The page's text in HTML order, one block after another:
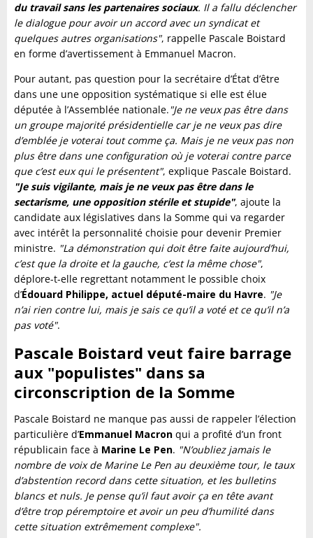
du travail sans les partenaires sociaux. Il a fallu déclencher
le dialogue pour avoir un accord avec un syndicat et
quelques autres organisations", rappelle Pascale Boistard
en forme d’avertissement à Emmanuel Macron.
Pour autant, pas question pour la secrétaire d’État d’être
dans une une opposition systématique si elle est élue
députée à l’Assemblée nationale."Je ne veux pas être dans
un groupe majorité présidentielle car je ne veux pas dire
d’emblée je voterai tout comme ça. Mais je ne veux pas non
plus être dans une configuration où je voterai contre parce
que c’est eux qui le présentent", explique Pascale Boistard.
"Je suis vigilante, mais je ne veux pas être dans le
sectarisme, une opposition stérile et stupide", ajoute la
candidate aux législatives dans la Somme qui va regarder
avec intérêt la personnalité choisie pour devenir Premier
ministre. "La démonstration qui doit être faite aujourd’hui,
c’est que la droite et la gauche, c’est la même chose",
déplore-t-elle regrettant notamment le possible choix
d’Édouard Philippe, actuel député-maire du Havre. "Je
n’ai rien contre lui, mais je sais ce qu’il a voté et ce qu’il n’a
pas voté".
Pascale Boistard veut faire barrage
aux "populistes" dans sa
circonscription de la Somme
Pascale Boistard ne manque pas aussi de rappeler l’élection
particulière d’Emmanuel Macron qui a profité d’un front
républicain face à Marine Le Pen. "N’oubliez jamais le
nombre de voix de Marine Le Pen au deuxième tour, le taux
d’abstention record dans cette situation, et les bulletins
blancs et nuls. Je pense qu’il faut avoir ça en tête avant
d’être trop péremptoire et avoir un peu d’humilité dans
cette situation extrêmement complexe".